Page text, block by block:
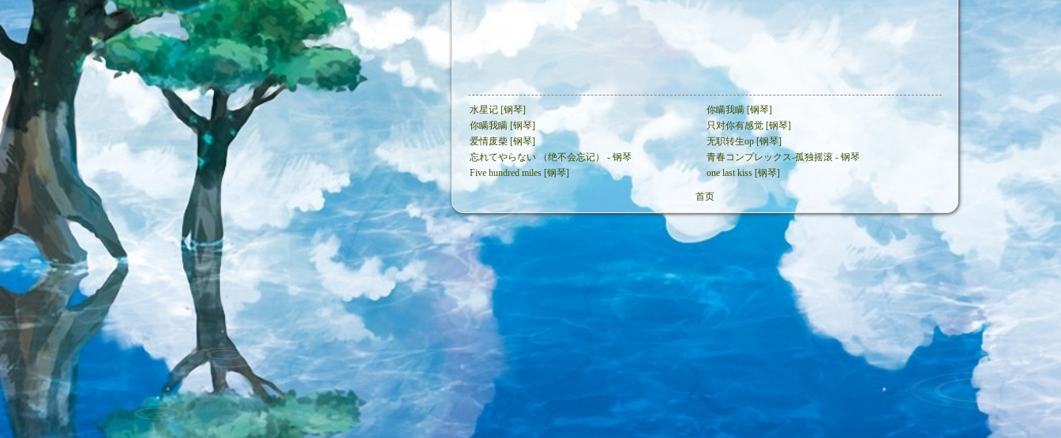
水星记 [钢琴]
你瞒我瞒 [钢琴]
你瞒我瞒 [钢琴]
只对你有感觉 [钢琴]
爱情废柴 [钢琴]
无职转生op [钢琴]
忘れてやらない （绝不会忘记） - 钢琴
青春コンプレックス-孤独摇滚 - 钢琴
Five hundred miles [钢琴]
one last kiss [钢琴]
首页